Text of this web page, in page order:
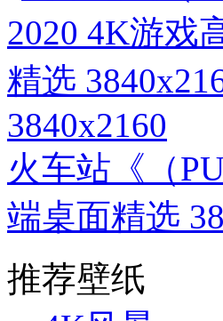
3840x2160
火车站《（
端桌面精选
推荐壁纸